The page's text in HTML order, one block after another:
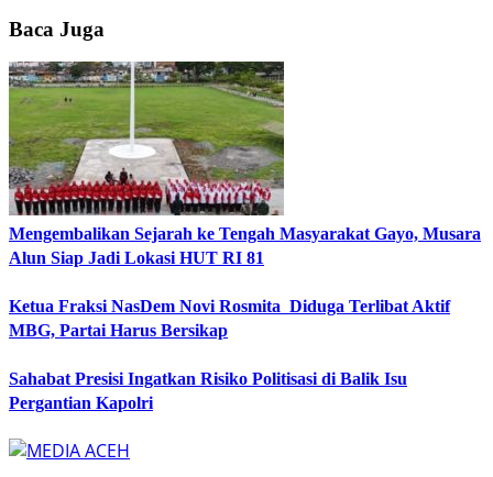
Baca Juga
Mengembalikan Sejarah ke Tengah Masyarakat Gayo, Musara
Alun Siap Jadi Lokasi HUT RI 81
Ketua Fraksi NasDem Novi Rosmita Diduga Terlibat Aktif
MBG, Partai Harus Bersikap
Sahabat Presisi Ingatkan Risiko Politisasi di Balik Isu
Pergantian Kapolri